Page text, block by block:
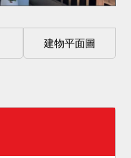
建物平面圖